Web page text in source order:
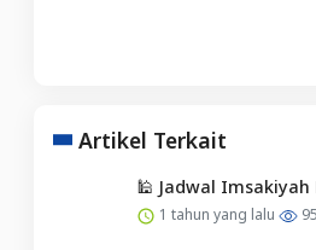
Artikel Terkait
🕌 Jadwal
1 tahun yang lalu